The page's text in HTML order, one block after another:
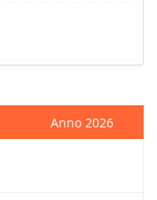
Anno 2026